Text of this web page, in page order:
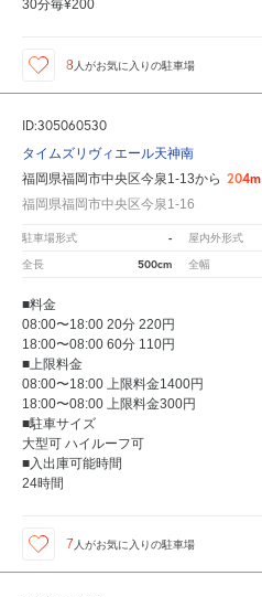
30分毎¥200
8 人がお気に入りの駐車場
ID:305060530
タイムズリヴィエール天神南
福岡県福岡市中央区今泉1-13から 204m
福岡県福岡市中央区今泉1-16
駐車場形式 - 屋内外形式
全長 500cm 全幅
■料金
08:00〜18:00 20分 220円
18:00〜08:00 60分 110円
■上限料金
08:00〜18:00 上限料金1400円
18:00〜08:00 上限料金300円
■駐車サイズ
大型可 ハイルーフ可
■入出庫可能時間
24時間
7 人がお気に入りの駐車場